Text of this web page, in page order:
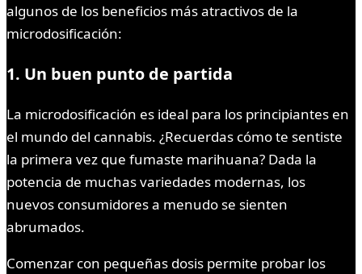
algunos de los beneficios más atractivos de la
microdosificación:
1. Un buen punto de partida
La microdosificación es ideal para los principiantes en
el mundo del cannabis. ¿Recuerdas cómo te sentiste
la primera vez que fumaste marihuana? Dada la
potencia de muchas variedades modernas, los
nuevos consumidores a menudo se sienten
abrumados.
Comenzar con pequeñas dosis permite probar los